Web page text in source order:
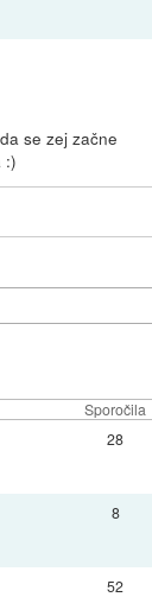
se zej začne
:)
Sporočila
28
8
52